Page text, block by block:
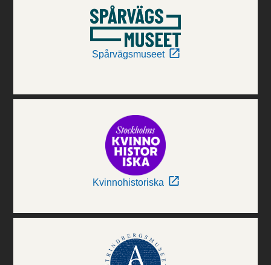
Spårvägsmuseet
Kvinnohistoriska